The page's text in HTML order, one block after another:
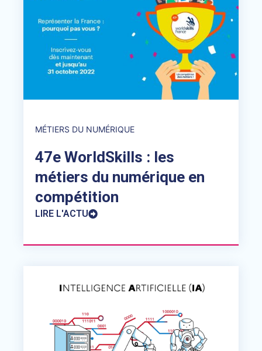
MÉTIERS DU NUMÉRIQUE
47e WorldSkills : les
métiers du numérique en
compétition
LIRE L'ACTU